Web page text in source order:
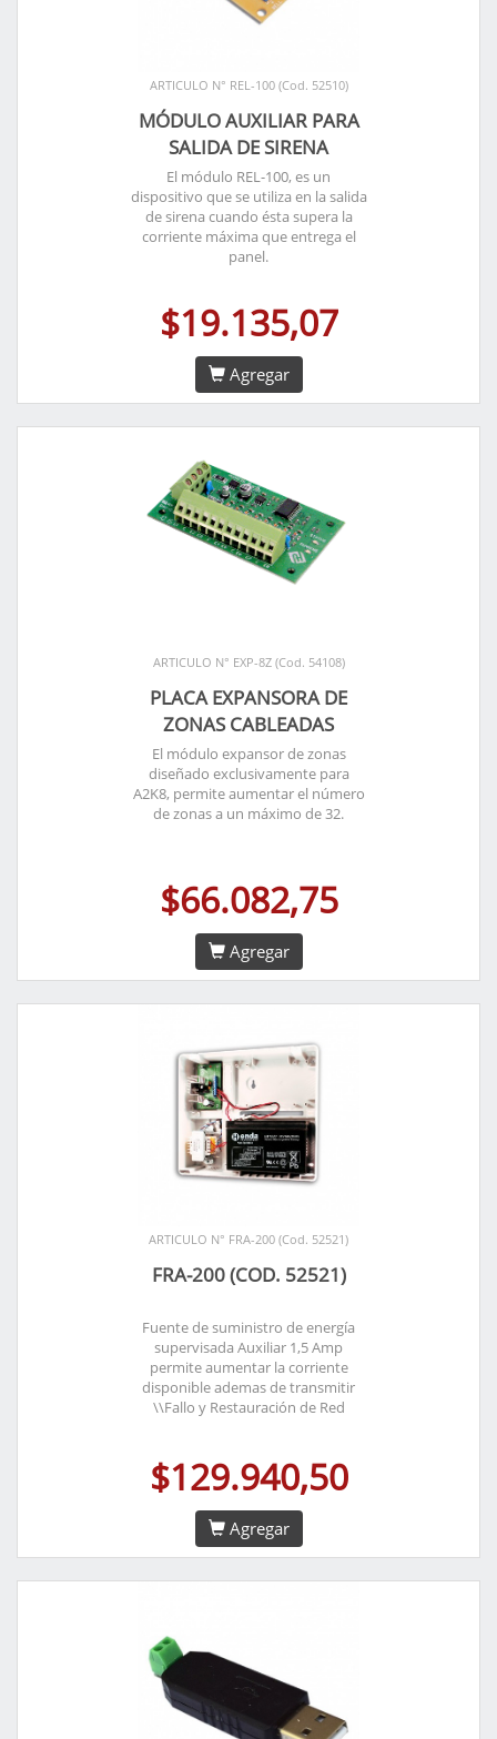
ARTICULO N° REL-100 (Cod. 52510)
MÓDULO AUXILIAR PARA
SALIDA DE SIRENA
El módulo REL-100, es un
dispositivo que se utiliza en la salida
de sirena cuando ésta supera la
corriente máxima que entrega el
panel.
$19.135,07
Agregar
ARTICULO N° EXP-8Z (Cod. 54108)
PLACA EXPANSORA DE
ZONAS CABLEADAS
El módulo expansor de zonas
diseñado exclusivamente para
A2K8, permite aumentar el número
de zonas a un máximo de 32.
$66.082,75
Agregar
ARTICULO N° FRA-200 (Cod. 52521)
FRA-200 (COD. 52521)
Fuente de suministro de energía
supervisada Auxiliar 1,5 Amp
permite aumentar la corriente
disponible ademas de transmitir
\\Fallo y Restauración de Red
$129.940,50
Agregar